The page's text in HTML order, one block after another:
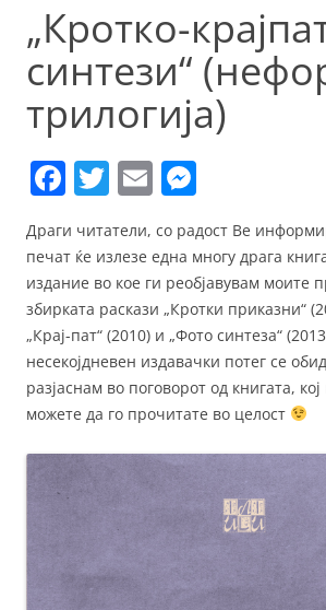
„Кротко-
синтези“
трилогија)
F
c
e
b
o
o
k
T
itt
er
E
ai
l
ss
e
n
g
er
Драги читатели, со радост Ве
печат ќе излезе една многу драга
издание во кое ги реобјавувам моите
збирката раскази „Кротки приказни“
„Крај-пат“ (2010) и „Фото синтеза“
несекојдневен издавачки потег се
разјаснам во поговорот од книгата,
можете да го прочитате во целост